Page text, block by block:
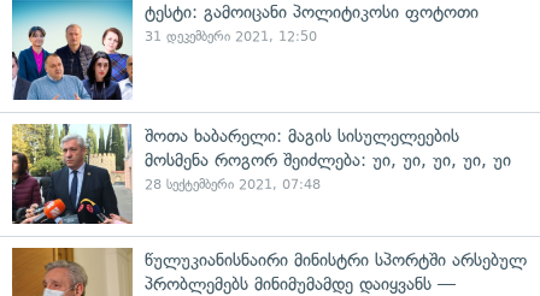
ტესტი: გამოიცანი პოლიტიკოსი ფოტოთი
31 დეკემბერი 2021, 12:50
შოთა ხაბარელი: მაგის სისულელეების
მოსმენა როგორ შეიძლება: უი, უი, უი, უი, უი
28 სექტემბერი 2021, 07:48
წულუკიანისნაირი მინისტრი სპორტში არსებულ
პრობლემებს მინიმუმამდე დაიყვანს —